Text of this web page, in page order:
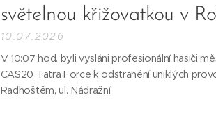
světelnou křižovatkou v
10.07.2026
V 10:07 hod. byli vysláni profesionální hasiči
CAS20 Tatra Force k odstranění uniklých
Radhoštěm, ul. Nádražní.